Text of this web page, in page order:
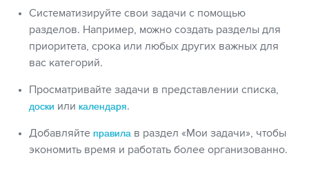
Систематизируйте свои задачи с помощью
разделов. Например, можно создать разделы для
приоритета, срока или любых других важных для
вас категорий.
Просматривайте задачи в представлении списка,
доски иликалендаря.
Добавляйтеправила в раздел «Мои задачи», чтобы
экономить время и работать более организованно.